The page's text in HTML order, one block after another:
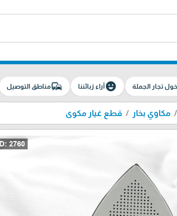
تجار الجملة emoji_emotionsآراء زبائننا commuteمناطق التوصيل
مكاوي بخار قطع غيار مكوى